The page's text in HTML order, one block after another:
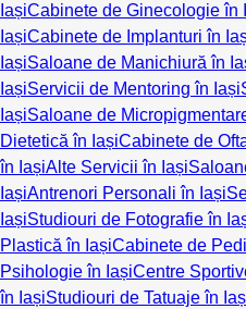
IașiCabinete de Ginecologie în
IașiCabinete de Implanturi în
IașiSaloane de Manichiură în
IașiServicii de Mentoring în Iași
IașiSaloane de
Dietetică în IașiCabinete de
în IașiAlte Servicii în Iași
IașiAntrenori Personali în Iași
IașiStudiouri de Fotografie în
Plastică în IașiCabinete de
Psihologie în IașiCentre
în IașiStudiouri de Tatuaje în